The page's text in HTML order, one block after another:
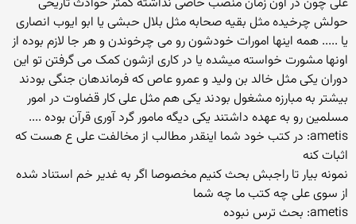
حولش چرخیده مثل بقیه صحابه مثل بلال حبشی یا ابو ایوب انصاری
یا ..... همه اینها امورات خودشون رو می چرخوندن و هر جا لازم بوده از
اونها مشورت خواسته میشده یا در کاری ازشون کمک می گرفتن تو این
دوران یکی مثل خالد بن ولید و عمرو عاص که فرماندهان جنگی بودند
بیشتر به مبارزه مشغول بودند یکی هم مثل علی کار قضاوت در امور
مسلمین رو به عهده داشتند یکی دیگه مامور گرد آوری قرآن بوده ....
ametis: در کتب خود شما اینقدر مطالب از مخالفت علی ع هست که
اثبات کنه
نمونه بیار تا راجبش بحث کنیم مخصوصا اگر به غدیر خم استناد شده
از سوی علی چه کتب ما چه شما
ametis: بحث ترس نبوده